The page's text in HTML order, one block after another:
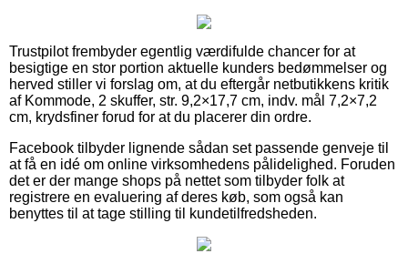
Trustpilot frembyder egentlig værdifulde chancer for at
besigtige en stor portion aktuelle kunders bedømmelser og
herved stiller vi forslag om, at du eftergår netbutikkens kritik
af Kommode, 2 skuffer, str. 9,2×17,7 cm, indv. mål 7,2×7,2
cm, krydsfiner forud for at du placerer din ordre.
Facebook tilbyder lignende sådan set passende genveje til
at få en idé om online virksomhedens pålidelighed. Foruden
det er der mange shops på nettet som tilbyder folk at
registrere en evaluering af deres køb, som også kan
benyttes til at tage stilling til kundetilfredsheden.